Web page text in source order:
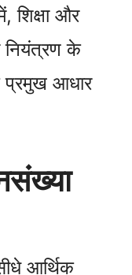
शिक्षा और
नियंत्रण के
प्रमुख आधार
आर्थिक